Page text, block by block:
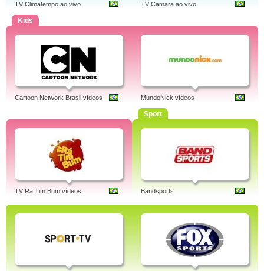
TV Climatempo ao vivo TV Camara ao vivo
Kids
Cartoon Network Brasil vídeos MundoNick vídeos
TV Ra Tim Bum vídeos
Sport
Bandsports